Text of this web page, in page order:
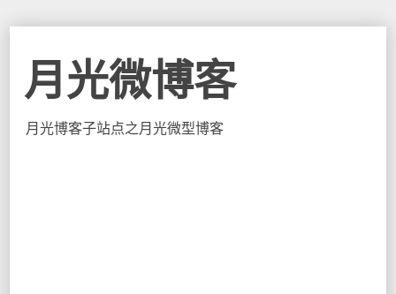
月光微博客
月光博客子站点之月光微型博客